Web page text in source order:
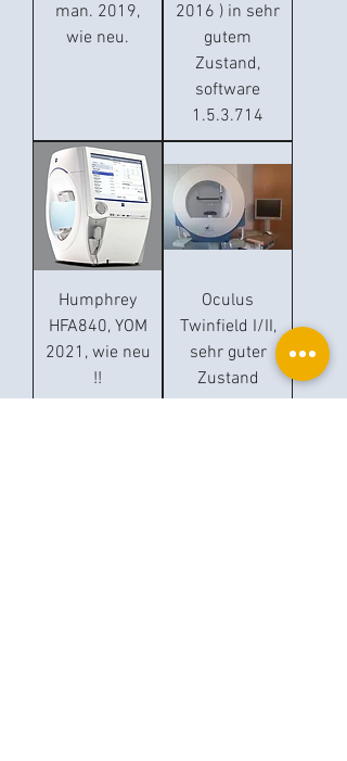
man. 2019,
wie neu.
2016 ) in sehr
gutem
Zustand,
software
1.5.3.714
Humphrey
HFA840, YOM
2021, wie neu
!!
Oculus
Twinfield I/II,
sehr guter
Zustand